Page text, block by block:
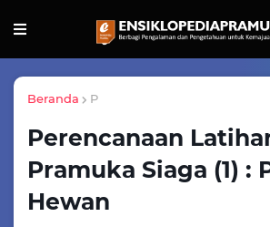
Beranda P
Perencanaan
Pramuka Siaga (1) :
Hewan